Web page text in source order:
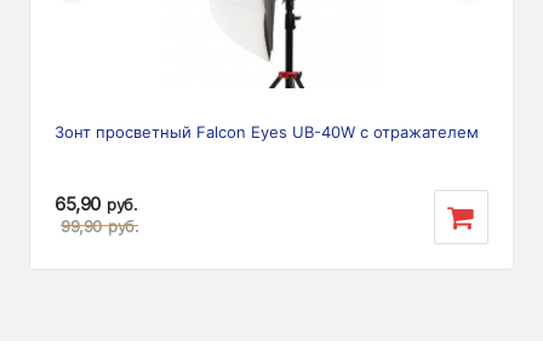
Зонт просветный Falcon Eyes UB-40W с отражателем
65,90 руб.
99,90 руб.